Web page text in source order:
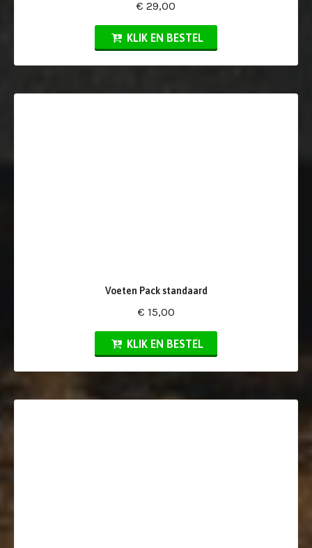
€ 29,00
KLIK EN BESTEL
Voeten Pack standaard
€ 15,00
KLIK EN BESTEL